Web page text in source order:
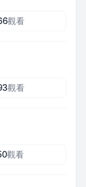
觀看
觀看
觀看